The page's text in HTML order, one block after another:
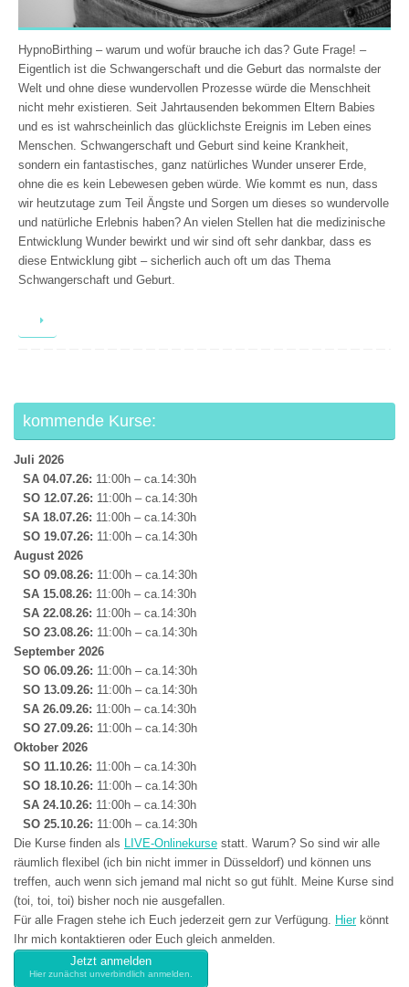
HypnoBirthing – warum und wofür brauche ich das? Gute Frage! –
Eigentlich ist die Schwangerschaft und die Geburt das normalste der
Welt und ohne diese wundervollen Prozesse würde die Menschheit
nicht mehr existieren. Seit Jahrtausenden bekommen Eltern Babies
und es ist wahrscheinlich das glücklichste Ereignis im Leben eines
Menschen. Schwangerschaft und Geburt sind keine Krankheit,
sondern ein fantastisches, ganz natürliches Wunder unserer Erde,
ohne die es kein Lebewesen geben würde. Wie kommt es nun, dass
wir heutzutage zum Teil Ängste und Sorgen um dieses so wundervolle
und natürliche Erlebnis haben? An vielen Stellen hat die medizinische
Entwicklung Wunder bewirkt und wir sind oft sehr dankbar, dass es
diese Entwicklung gibt – sicherlich auch oft um das Thema
Schwangerschaft und Geburt.
kommende Kurse:
Juli 2026
SA 04.07.26: 11:00h – ca.14:30h
SO 12.07.26: 11:00h – ca.14:30h
SA 18.07.26: 11:00h – ca.14:30h
SO 19.07.26: 11:00h – ca.14:30h
August 2026
SO 09.08.26: 11:00h – ca.14:30h
SA 15.08.26: 11:00h – ca.14:30h
SA 22.08.26: 11:00h – ca.14:30h
SO 23.08.26: 11:00h – ca.14:30h
September 2026
SO 06.09.26: 11:00h – ca.14:30h
SO 13.09.26: 11:00h – ca.14:30h
SA 26.09.26: 11:00h – ca.14:30h
SO 27.09.26: 11:00h – ca.14:30h
Oktober 2026
SO 11.10.26: 11:00h – ca.14:30h
SO 18.10.26: 11:00h – ca.14:30h
SA 24.10.26: 11:00h – ca.14:30h
SO 25.10.26: 11:00h – ca.14:30h
Die Kurse finden als
LIVE-Onlinekurse statt. Warum? So sind wir alle
räumlich flexibel (ich bin nicht immer in Düsseldorf) und können uns
treffen, auch wenn sich jemand mal nicht so gut fühlt. Meine Kurse sind
(toi, toi, toi) bisher noch nie ausgefallen.
Für alle Fragen stehe ich Euch jederzeit gern zur Verfügung.
Hierkönnt
Ihr mich kontaktieren oder Euch gleich anmelden.
Jetzt anmelden
Hier zunächst unverbindlich anmelden.